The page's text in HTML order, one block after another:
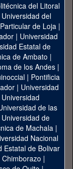
del Litoral
Universidad del
de Loja|
| Universidad
Estatal de
de Ambato |
de los Andes|
| Pontificia
| Universidad
Universidad
de las
Universidad de
de Machala|
Nacional
Estatal de Bolivar
|